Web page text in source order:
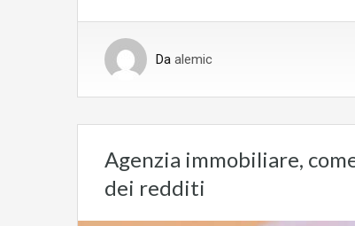
Da alemic
Agenzia immobiliare,
dei redditi